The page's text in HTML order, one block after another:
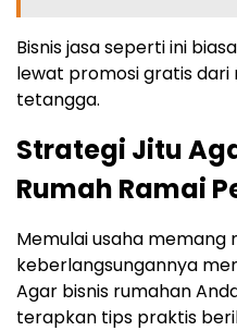
Bisnis jasa seperti ini
lewat promosi gratis
tetangga.
Strategi Jitu
Rumah Ramai
Memulai usaha memang
keberlangsungannya
Agar bisnis rumahan
terapkan tips praktis